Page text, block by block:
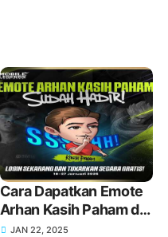
Cara Dapatkan Emote
Arhan Kasih Paham di
MLBB Terbaru
JAN 22, 2025